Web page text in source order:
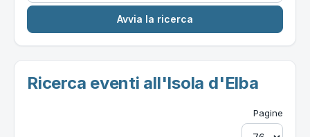
Ricerca eventi all'Isola d'Elba
Pagine